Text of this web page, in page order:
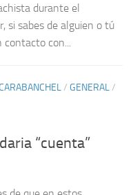
durante el
si sabes de alguien o tú
con...
/ GENERAL/
“cuenta”